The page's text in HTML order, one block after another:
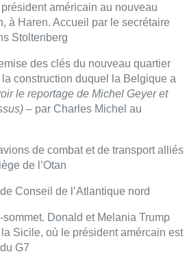
américain au nouveau
à Haren. Accueil par le secrétaire
Stoltenberg
des clés du nouveau quartier
construction duquel la Belgique a
le reportage de Michel Geyer et
– par Charles Michel au
de combat et de transport alliés
de l’Otan
Conseil de l’Atlantique nord
Donald et Melania Trump
Sicile, où le président amércain est
G7